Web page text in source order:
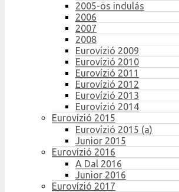
2005-ös indulás
2006
2007
2008
Eurovízió 2009
Eurovízió 2010
Eurovízió 2011
Eurovízió 2012
Eurovízió 2013
Eurovízió 2014
Eurovízió 2015
Eurovízió 2015 (a)
Junior 2015
Eurovízió 2016
A Dal 2016
Junior 2016
Eurovízió 2017